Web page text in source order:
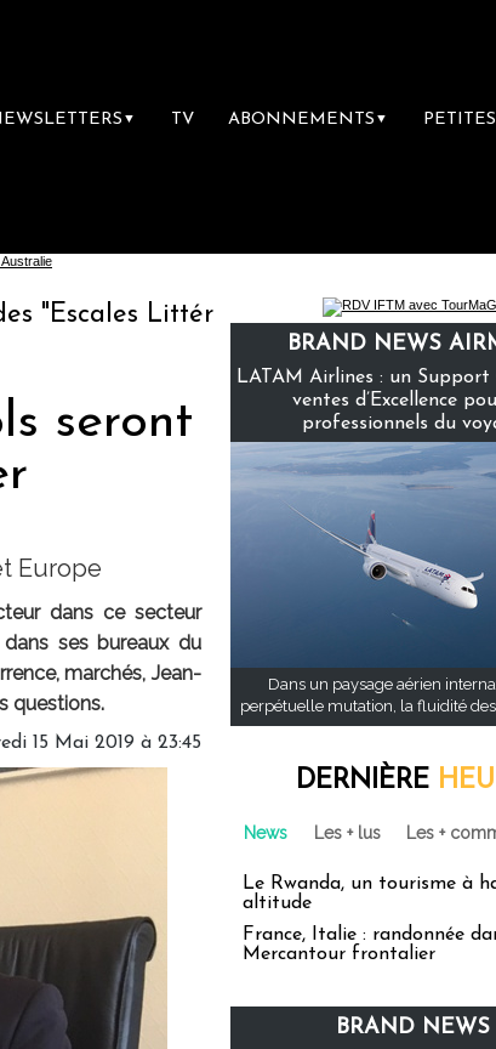
▼ TV ABONNEMENTS ▼
Littéraires", la première librairie du
seront
Europe
dans ce secteur
ses bureaux du
marchés, Jean-
questions.
15 Mai 2019 à 23:45
BRAND NEWS
LATAM Airlines : un Support
ventes d’Excellence
professionnels du
Dans un paysage aérien
perpétuelle mutation, la fluidité des
DERNIÈRE
News Les + lus Les +
Le Rwanda, un tourisme à
altitude
France, Italie : randonnée
Mercantour frontalier
BRAND NEWS